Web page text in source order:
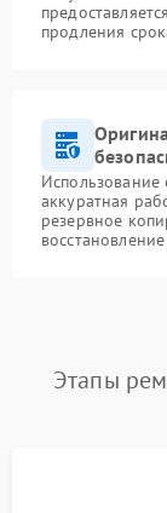
продления
аккуратная
резервное
Этапы